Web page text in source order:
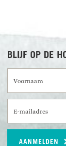
BLIJF OP DE
AANMELDEN